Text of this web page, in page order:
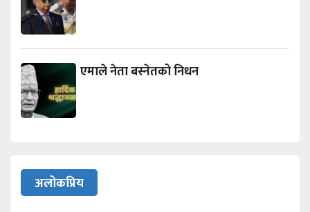
एमाले नेता बस्नेतको निधन
अलोकप्रिय